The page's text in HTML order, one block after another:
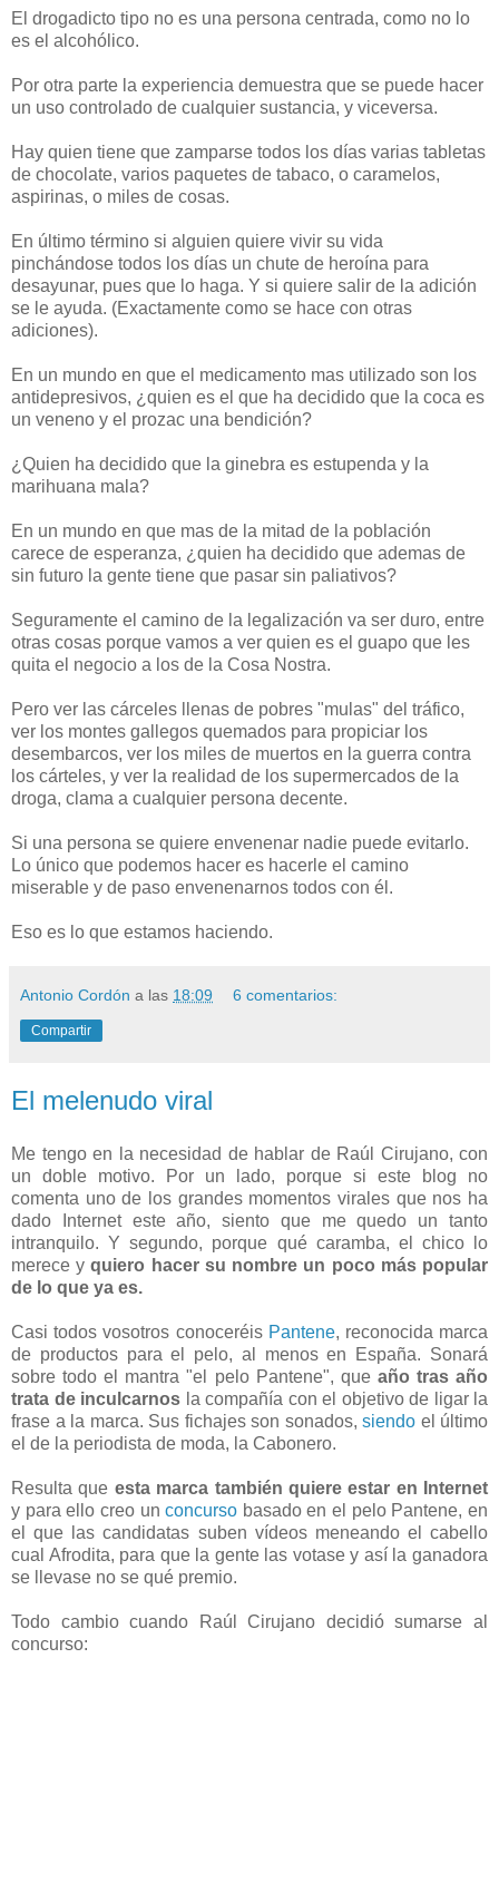
El drogadicto tipo no es una persona centrada, como no lo
es el alcohólico.
Por otra parte la experiencia demuestra que se puede hacer
un uso controlado de cualquier sustancia, y viceversa.
Hay quien tiene que zamparse todos los días varias tabletas
de chocolate, varios paquetes de tabaco, o caramelos,
aspirinas, o miles de cosas.
En último término si alguien quiere vivir su vida
pinchándose todos los días un chute de heroína para
desayunar, pues que lo haga. Y si quiere salir de la adición
se le ayuda. (Exactamente como se hace con otras
adiciones).
En un mundo en que el medicamento mas utilizado son los
antidepresivos, ¿quien es el que ha decidido que la coca es
un veneno y el prozac una bendición?
¿Quien ha decidido que la ginebra es estupenda y la
marihuana mala?
En un mundo en que mas de la mitad de la población
carece de esperanza, ¿quien ha decidido que ademas de
sin futuro la gente tiene que pasar sin paliativos?
Seguramente el camino de la legalización va ser duro, entre
otras cosas porque vamos a ver quien es el guapo que les
quita el negocio a los de la Cosa Nostra.
Pero ver las cárceles llenas de pobres "mulas" del tráfico,
ver los montes gallegos quemados para propiciar los
desembarcos, ver los miles de muertos en la guerra contra
los cárteles, y ver la realidad de los supermercados de la
droga, clama a cualquier persona decente.
Si una persona se quiere envenenar nadie puede evitarlo.
Lo único que podemos hacer es hacerle el camino
miserable y de paso envenenarnos todos con él.
Eso es lo que estamos haciendo.
Antonio Cordón a las 18:09 6 comentarios:
Compartir
El melenudo viral
Me tengo en la necesidad de hablar de Raúl Cirujano, con
un doble motivo. Por un lado, porque si este blog no
comenta uno de los grandes momentos virales que nos ha
dado Internet este año, siento que me quedo un tanto
intranquilo. Y segundo, porque qué caramba, el chico lo
merece yquiero hacer su nombre un poco más popular
de lo que ya es.
Casi todos vosotros conoceréis Pantene, reconocida marca
de productos para el pelo, al menos en España. Sonará
sobre todo el mantra "el pelo Pantene", que año tras año
trata de inculcarnos la compañía con el objetivo de ligar la
frase a la marca. Sus fichajes son sonados, siendo el último
el de la periodista de moda, la Cabonero.
Resulta que esta marca también quiere estar en Internet
y para ello creo unconcurso basado en el pelo Pantene, en
el que las candidatas suben vídeos meneando el cabello
cual Afrodita, para que la gente las votase y así la ganadora
se llevase no se qué premio.
Todo cambio cuando Raúl Cirujano decidió sumarse al
concurso: